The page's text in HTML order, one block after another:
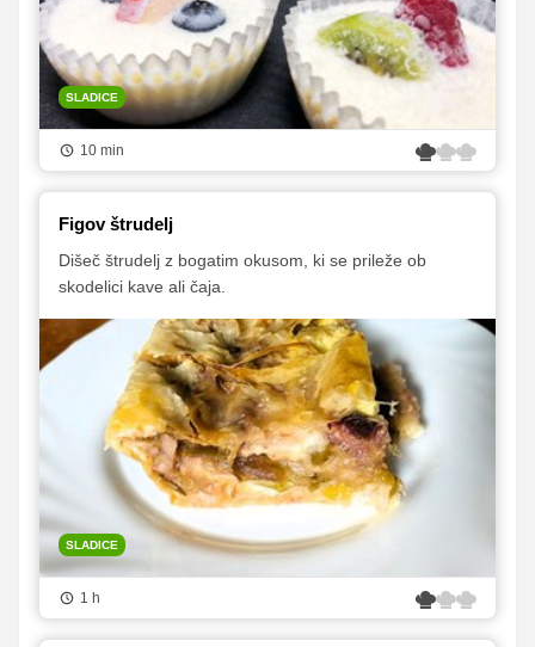
SLADICE
10 min
Figov štrudelj
Dišeč štrudelj z bogatim okusom, ki se prileže ob
skodelici kave ali čaja.
SLADICE
1 h